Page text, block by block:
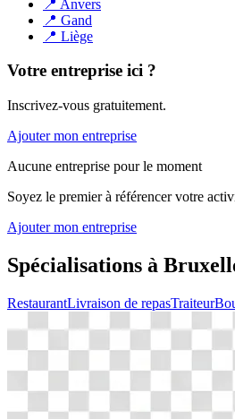
📍 Anvers
📍 Gand
📍 Liège
Votre entreprise ici ?
Inscrivez-vous gratuitement.
Ajouter mon entreprise
Aucune entreprise pour le moment
Soyez le premier à référencer votre
Ajouter mon entreprise
Spécialisations à
RestaurantLivraison de repasTraiteur